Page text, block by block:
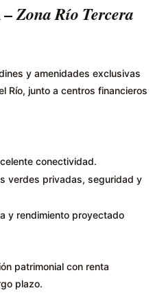
–Zona Río Tercera
y amenidades exclusivas
Río, junto a centros financieros
conectividad.
verdes privadas, seguridad y
y rendimiento proyectado
patrimonial con renta
plazo.